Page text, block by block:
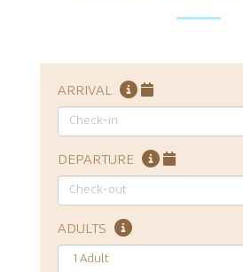
ARRIVAL
DEPARTURE
ADULTS